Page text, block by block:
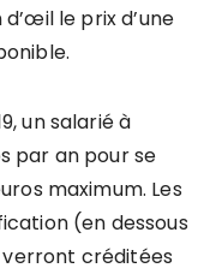
le prix d’une
un salarié à
par an pour se
maximum. Les
(en dessous
verront créditées